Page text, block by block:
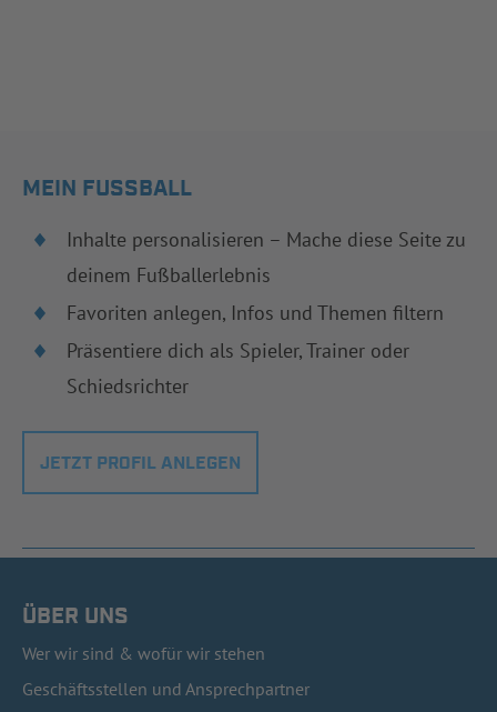
MEIN FUSSBALL
Inhalte personalisieren – Mache diese Seite zu
deinem Fußballerlebnis
Favoriten anlegen, Infos und Themen filtern
Präsentiere dich als Spieler, Trainer oder
Schiedsrichter
JETZT PROFIL ANLEGEN
ÜBER UNS
Wer wir sind & wofür wir stehen
Geschäftsstellen und Ansprechpartner